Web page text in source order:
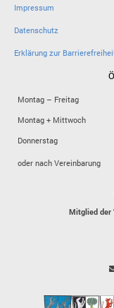
Impressum
Datenschutz
Erklärung zur
Montag – Freitag
Montag + Mittwoch
Donnerstag
oder nach Vereinbarung
Mitglied der